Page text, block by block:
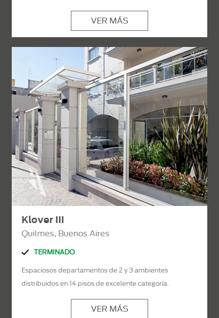
VER MÁS
Klover III
Quilmes, Buenos Aires
TERMINADO
Espaciosos departamentos de 2 y 3 ambientes
distribuidos en 14 pisos de excelente categoría.
VER MÁS